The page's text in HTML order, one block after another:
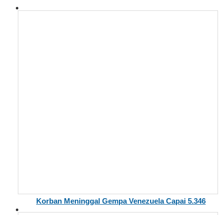
Korban Meninggal Gempa Venezuela Capai 5.346